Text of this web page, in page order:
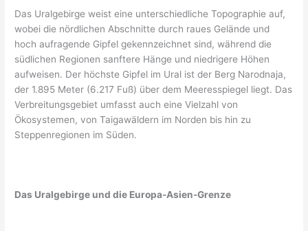
Das Uralgebirge weist eine unterschiedliche Topographie auf,
wobei die nördlichen Abschnitte durch raues Gelände und
hoch aufragende Gipfel gekennzeichnet sind, während die
südlichen Regionen sanftere Hänge und niedrigere Höhen
aufweisen. Der höchste Gipfel im Ural ist der Berg Narodnaja,
der 1.895 Meter (6.217 Fuß) über dem Meeresspiegel liegt. Das
Verbreitungsgebiet umfasst auch eine Vielzahl von
Ökosystemen, von Taigawäldern im Norden bis hin zu
Steppenregionen im Süden.
Das Uralgebirge und die Europa-Asien-Grenze